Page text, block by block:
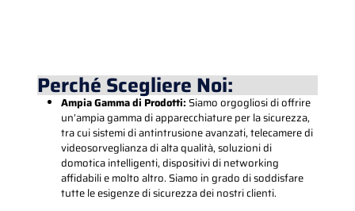
CONTATTO
Perché Scegliere Noi:
Ampia Gamma di Prodotti:Siamo orgogliosi di offrire
un’ampia gamma di apparecchiature per la sicurezza,
tra cui sistemi di antintrusione avanzati, telecamere di
videosorveglianza di alta qualità, soluzioni di
domotica intelligenti, dispositivi di networking
affidabili e molto altro.Siamo in grado di soddisfare
tutte le esigenze di sicurezza dei nostri clienti.